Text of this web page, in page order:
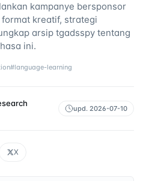
kampanye bersponsor
kreatif, strategi
arsip tgadsspy tentang
ini.
#language-learning
upd. 2026-07-10
X